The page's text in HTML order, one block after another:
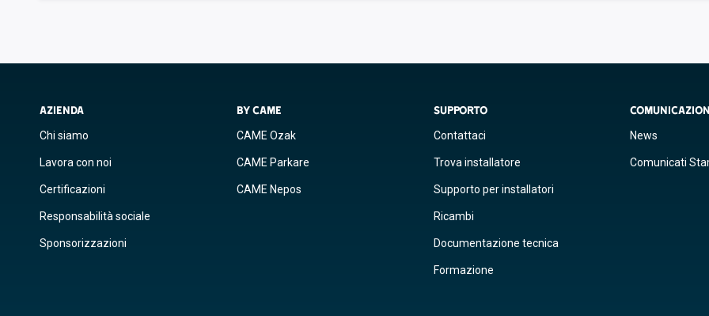
AZIENDA
Chi siamo
Lavora con noi
Certificazioni
Responsabilità sociale
Sponsorizzazioni
BY CAME
CAME Ozak
CAME Parkare
CAME Nepos
SUPPORTO
Contattaci
Trova installatore
Supporto per installatori
Ricambi
Documentazione tecnica
Formazione
News
Comunicati